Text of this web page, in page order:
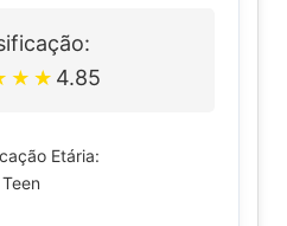
★ ★ 4.85
Etária:
Teen